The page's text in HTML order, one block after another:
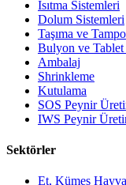
Isıtma Sistemleri
Dolum Sistemleri
Taşıma ve
Bulyon ve Tablet
Ambalaj
Shrinkleme
Kutulama
SOS Peynir
IWS Peynir
Sektörler
Et, Kümes